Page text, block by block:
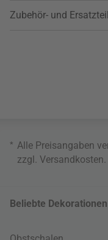
Zubehör- und
* Alle Preisangaben
zzgl. Versandkosten
Beliebte Dekorationen